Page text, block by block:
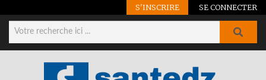
S'INSCRIRE SE CONNECTER